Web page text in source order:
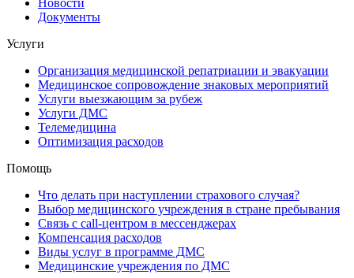
Документы
Услуги
Организация медицинской репатриации и эвакуации
Медицинское сопровождение знаковых мероприятий
Услуги выезжающим за рубеж
Услуги ДМС
Телемедицина
Оптимизация расходов
Помощь
Что делать при наступлении страхового случая?
Выбор медицинского учреждения в стране пребывания
Связь с сall-центром в мессенджерах
Компенсация расходов
Виды услуг в программе ДМС
Медицинские учреждения по ДМС